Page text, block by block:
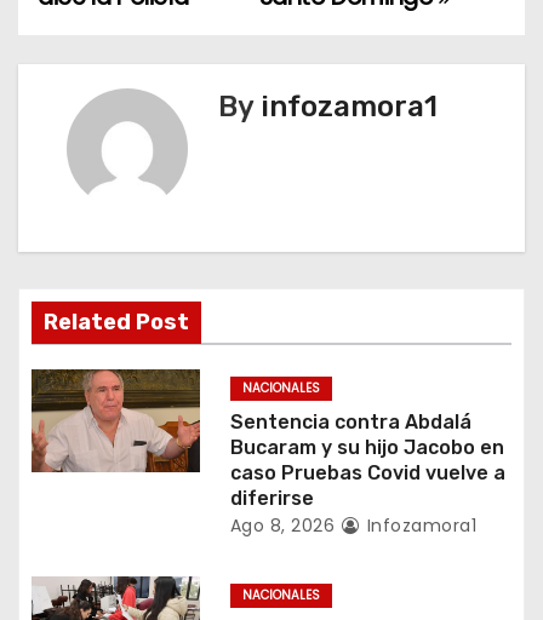
ó
n
d
e
e
r
By infozamora1
Related Post
NACIONALES
Sentencia contra Abdalá
Bucaram y su hijo Jacobo en
caso Pruebas Covid vuelve a
diferirse
Ago 8, 2026 Infozamora1
NACIONALES